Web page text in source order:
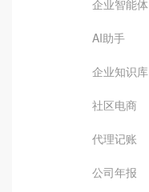
企业智能体
AI助手
企业知识库
社区电商
代理记账
公司年报